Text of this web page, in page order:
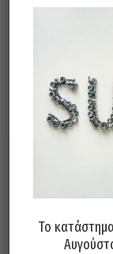
Σχετικά
Το